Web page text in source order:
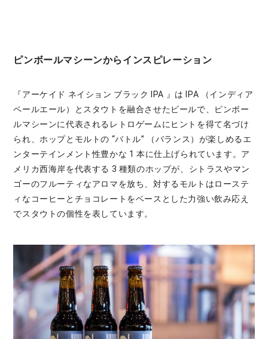
ピンボールマシーンからインスピレーション
『アーケイド ネイション ブラック IPA 』は IPA （インディア
ペールエール）とスタウトを融合させたビールで、ピンボー
ルマシーンに代表されるレトロゲームにヒントを得て名づけ
られ、ホップとモルトの “バトル” （バランス）が楽しめるエ
ンターテインメント性豊かな 1 本に仕上げられています。ア
メリカ西海岸を代表する 3 種類のホップが、シトラスやマン
ゴーのフルーティなアロマを放ち、対するモルトはローステ
ィなコーヒーとチョコレートをベースとした力強い飲み応え
でスタウトの個性を表しています。